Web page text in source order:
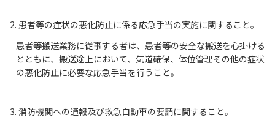
2. 患者等の症状の悪化防止に係る応急手当の実施に関すること。
患者等搬送業務に従事する者は、患者等の安全な搬送を心掛ける
とともに、搬送途上において、気道確保、体位管理その他の症状
の悪化防止に必要な応急手当を行うこと。
3. 消防機関への通報及び救急自動車の要請に関すること。